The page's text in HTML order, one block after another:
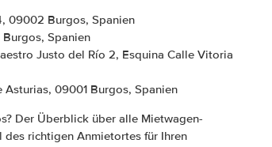
09002 Burgos, Spanien
Spanien
Justo del Río 2, Esquina Calle Vitoria
Asturias, 09001 Burgos, Spanien
Der Überblick über alle Mietwagen-
richtigen Anmietortes für Ihren